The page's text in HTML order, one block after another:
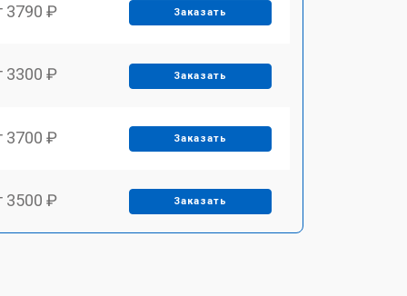
3790 ₽ Заказать
3300 ₽ Заказать
3700 ₽ Заказать
3500 ₽ Заказать